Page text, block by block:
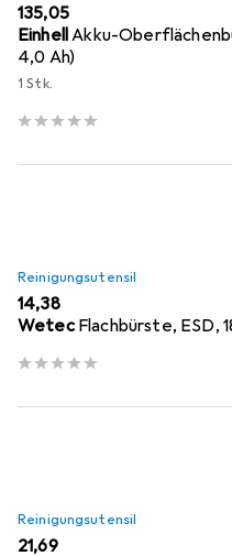
EUR
135,05
EinhellAkku-
4,0 Ah)
1 Stk.
Reinigungsutensil
EUR
14,38
Wetec Flachbürste, ESD,
Reinigungsutensil
EUR
21,69